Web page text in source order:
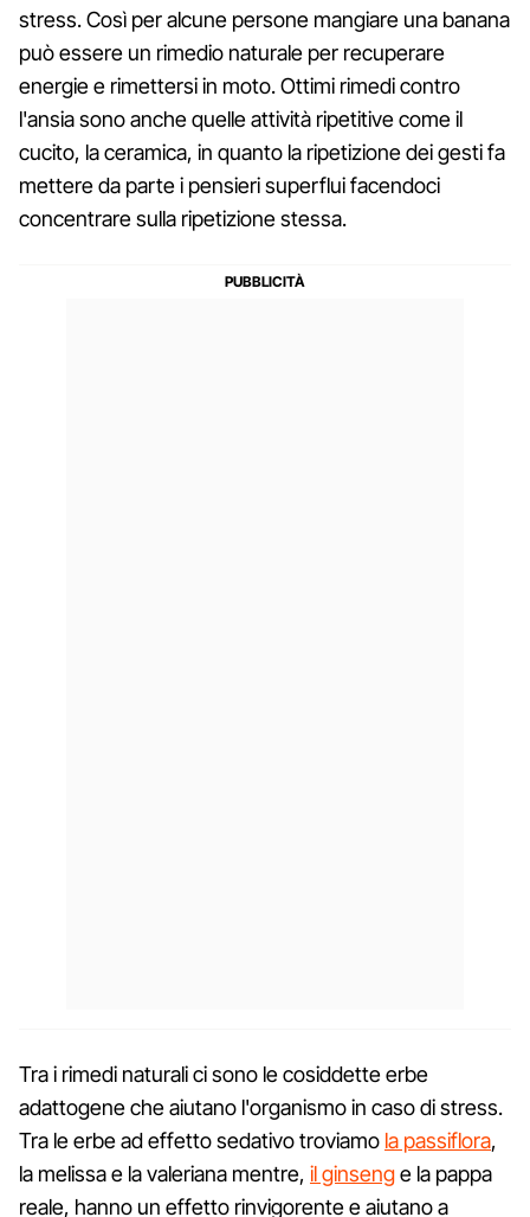
stress. Così per alcune persone mangiare una banana
può essere un rimedio naturale per recuperare
energie e rimettersi in moto. Ottimi rimedi contro
l'ansia sono anche quelle attività ripetitive come il
cucito, la ceramica, in quanto la ripetizione dei gesti fa
mettere da parte i pensieri superflui facendoci
concentrare sulla ripetizione stessa.
Tra i rimedi naturali ci sono le cosiddette erbe
adattogene che aiutano l'organismo in caso di stress.
Tra le erbe ad effetto sedativo troviamo la passiflora,
la melissa e la valeriana mentre, il ginsenge la pappa
reale, hanno un effetto rinvigorente e aiutano a